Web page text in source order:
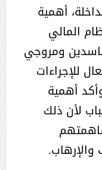
أهمية
المالي
ومروجي
للإجراءات
أهمية
لأن ذلك
والإرهاب.